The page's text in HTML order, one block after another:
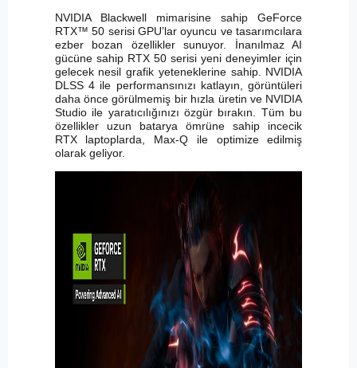
NVIDIA Blackwell mimarisine sahip GeForce
RTX™ 50 serisi GPU’lar oyuncu ve tasarımcılara
ezber bozan özellikler sunuyor. İnanılmaz AI
gücüne sahip RTX 50 serisi yeni deneyimler için
gelecek nesil grafik yeteneklerine sahip. NVIDIA
DLSS 4 ile performansınızı katlayın, görüntüleri
daha önce görülmemiş bir hızla üretin ve NVIDIA
Studio ile yaratıcılığınızı özgür bırakın. Tüm bu
özellikler uzun batarya ömrüne sahip incecik
RTX laptoplarda, Max-Q ile optimize edilmiş
olarak geliyor.